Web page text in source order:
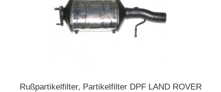
Rußpartikelfilter, Partikelfilter DPF LAND ROVER